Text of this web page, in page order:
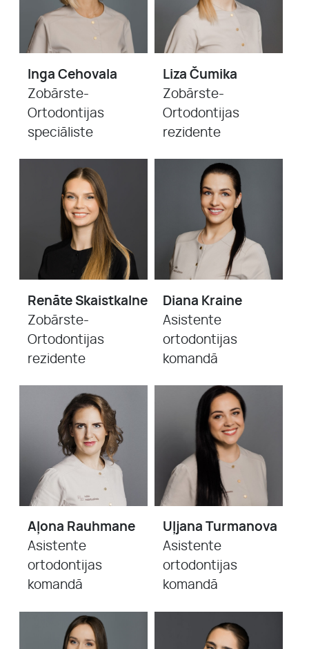
Inga Cehovala
Zobārste-
Ortodontijas
speciāliste
Liza Čumika
Zobārste-
Ortodontijas
rezidente
Renāte Skaistkalne
Zobārste-
Ortodontijas
rezidente
Diana Kraine
Asistente
ortodontijas
komandā
Aļona Rauhmane
Asistente
ortodontijas
komandā
Uļjana Turmanova
Asistente
ortodontijas
komandā